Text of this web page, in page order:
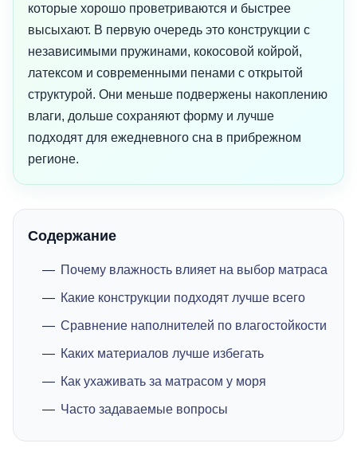
которые хорошо проветриваются и быстрее
высыхают. В первую очередь это конструкции с
независимыми пружинами, кокосовой койрой,
латексом и современными пенами с открытой
структурой. Они меньше подвержены накоплению
влаги, дольше сохраняют форму и лучше
подходят для ежедневного сна в прибрежном
регионе.
Содержание
Почему влажность влияет на выбор матраса
Какие конструкции подходят лучше всего
Сравнение наполнителей по влагостойкости
Каких материалов лучше избегать
Как ухаживать за матрасом у моря
Часто задаваемые вопросы